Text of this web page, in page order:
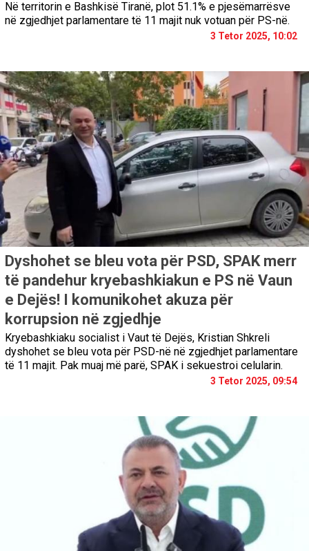
Në territorin e Bashkisë Tiranë, plot 51.1% e pjesëmarrësve
në zgjedhjet parlamentare të 11 majit nuk votuan për PS-në.
3 Tetor 2025, 10:02
Dyshohet se bleu vota për PSD, SPAK merr
të pandehur kryebashkiakun e PS në Vaun
e Dejës! I komunikohet akuza për
korrupsion në zgjedhje
Kryebashkiaku socialist i Vaut të Dejës, Kristian Shkreli
dyshohet se bleu vota për PSD-në në zgjedhjet parlamentare
të 11 majit. Pak muaj më parë, SPAK i sekuestroi celularin.
3 Tetor 2025, 09:54